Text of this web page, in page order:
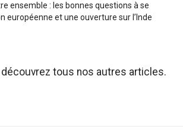
ensemble : les bonnes questions à se
européenne et une ouverture sur l’Inde
tous nos autres articles.